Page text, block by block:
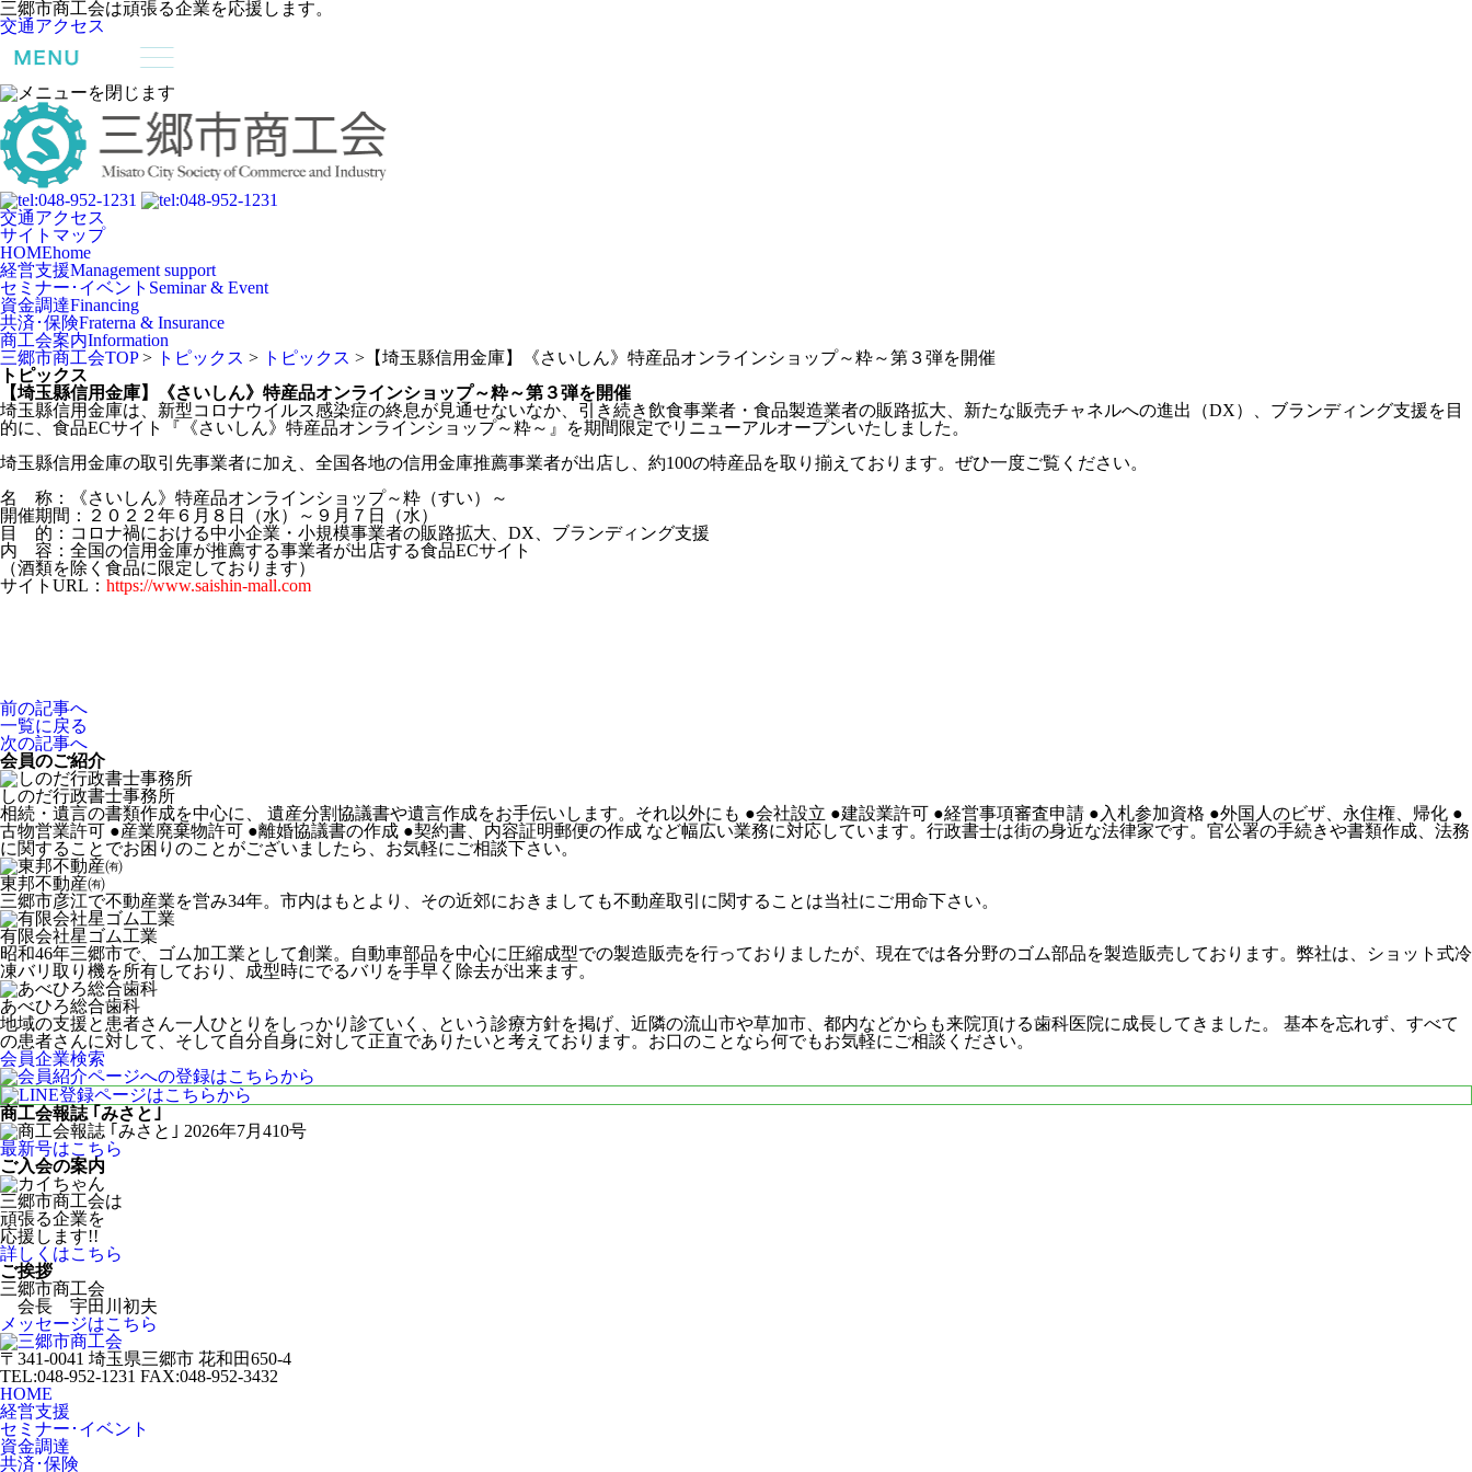
三郷市商工会は頑張る企業を応援します。
交通アクセス
交通アクセス
サイトマップ
HOMEhome
経営支援Management support
セミナー･イベント Seminar & Event
資金調達Financing
共済･保険Fraterna & Insurance
商工会案内Information
三郷市商工会TOP> トピックス > トピックス > 【埼玉縣信用金庫】《さいしん》特産品オンラインショップ～粋～第３弾を開催
トピックス
【埼玉縣信用金庫】《さいしん》特産品オンラインショップ～粋～第３弾を開催
埼玉縣信用金庫は、新型コロナウイルス感染症の終息が見通せないなか、引き続き飲食事業者・食品製造業者の販路拡大、新たな販売チャネルへの進出（DX）、ブランディング支援を目
的に、食品ECサイト『《さいしん》特産品オンラインショップ～粋～』を期間限定でリニューアルオープンいたしました。
埼玉縣信用金庫の取引先事業者に加え、全国各地の信用金庫推薦事業者が出店し、約100の特産品を取り揃えております。ぜひ一度ご覧ください。
名 称：《さいしん》特産品オンラインショップ～粋（すい）～
開催期間：２０２２年６月８日（水）～９月７日（水）
目 的：コロナ禍における中小企業・小規模事業者の販路拡大、DX、ブランディング支援
内 容：全国の信用金庫が推薦する事業者が出店する食品ECサイト
（酒類を除く食品に限定しております）
サイトURL： https://www.saishin-mall.com
前の記事へ
一覧に戻る
次の記事へ
会員のご紹介
しのだ行政書士事務所
相続・遺言の書類作成を中心に、 遺産分割協議書や遺言作成をお手伝いします。それ以外にも ●会社設立 ●建設業許可 ●経営事項審査申請 ●入札参加資格 ●外国人のビザ、永住権、帰化 ●
古物営業許可 ●産業廃棄物許可 ●離婚協議書の作成 ●契約書、内容証明郵便の作成 など幅広い業務に対応しています。行政書士は街の身近な法律家です。官公署の手続きや書類作成、法務
に関することでお困りのことがございましたら、お気軽にご相談下さい。
東邦不動産㈲
三郷市彦江で不動産業を営み34年。市内はもとより、その近郊におきましても不動産取引に関することは当社にご用命下さい。
有限会社星ゴム工業
昭和46年三郷市で、ゴム加工業として創業。自動車部品を中心に圧縮成型での製造販売を行っておりましたが、現在では各分野のゴム部品を製造販売しております。弊社は、ショット式冷
凍バリ取り機を所有しており、成型時にでるバリを手早く除去が出来ます。
あべひろ総合歯科
地域の支援と患者さん一人ひとりをしっかり診ていく、という診療方針を掲げ、近隣の流山市や草加市、都内などからも来院頂ける歯科医院に成長してきました。 基本を忘れず、すべて
の患者さんに対して、そして自分自身に対して正直でありたいと考えております。お口のことなら何でもお気軽にご相談ください。
会員企業検索
商工会報誌 ｢みさと｣
最新号はこちら
ご入会の案内
三郷市商工会は
頑張る企業を
応援します!!
詳しくはこちら
ご挨拶
三郷市商工会
会長 宇田川初夫
メッセージはこちら
〒341-0041 埼玉県三郷市 花和田650-4
TEL:048-952-1231 FAX:048-952-3432
HOME
経営支援
セミナー･イベント
資金調達
共済･保険